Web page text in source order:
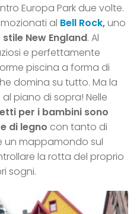
Europa Park due volte.
al Bell Rock,uno
New England. Al
e perfettamente
piscina a forma di
domina su tutto. Ma la
piano di sopra! Nelle
per i bambini sono
di legno con tanto di
un mappamondo sul
la rotta del proprio
sogni.